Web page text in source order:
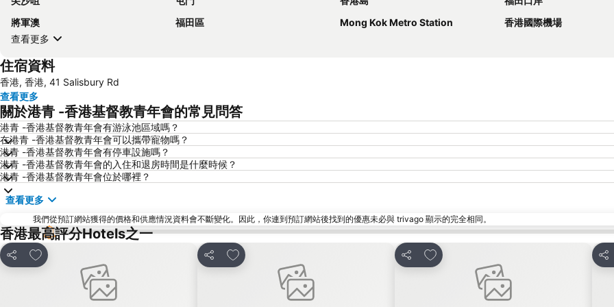
將軍澳
福田區 Mong Kok Metro Station
香港國際機場
查看更多
住宿資料
香港, 香港, 41 Salisbury Rd
查看更多
關於港青 -香港基督教青年會的常見問答
港青 -香港基督教青年會有游泳池區域嗎？
在港青 -香港基督教青年會可以攜帶寵物嗎？
港青 -香港基督教青年會有停車設施嗎？
港青 -香港基督教青年會的入住和退房時間是什麼時候？
港青 -香港基督教青年會位於哪裡？
查看更多
我們從預訂網站獲得的價格和供應情況資料會不斷變化。因此，你連到預訂網站後找到的優惠未必與 trivago 顯示的完全相同。
香港最高評分Hotels之一
分享
放到收藏夾
分享
放到收藏夾
分享
放到收藏夾
分享